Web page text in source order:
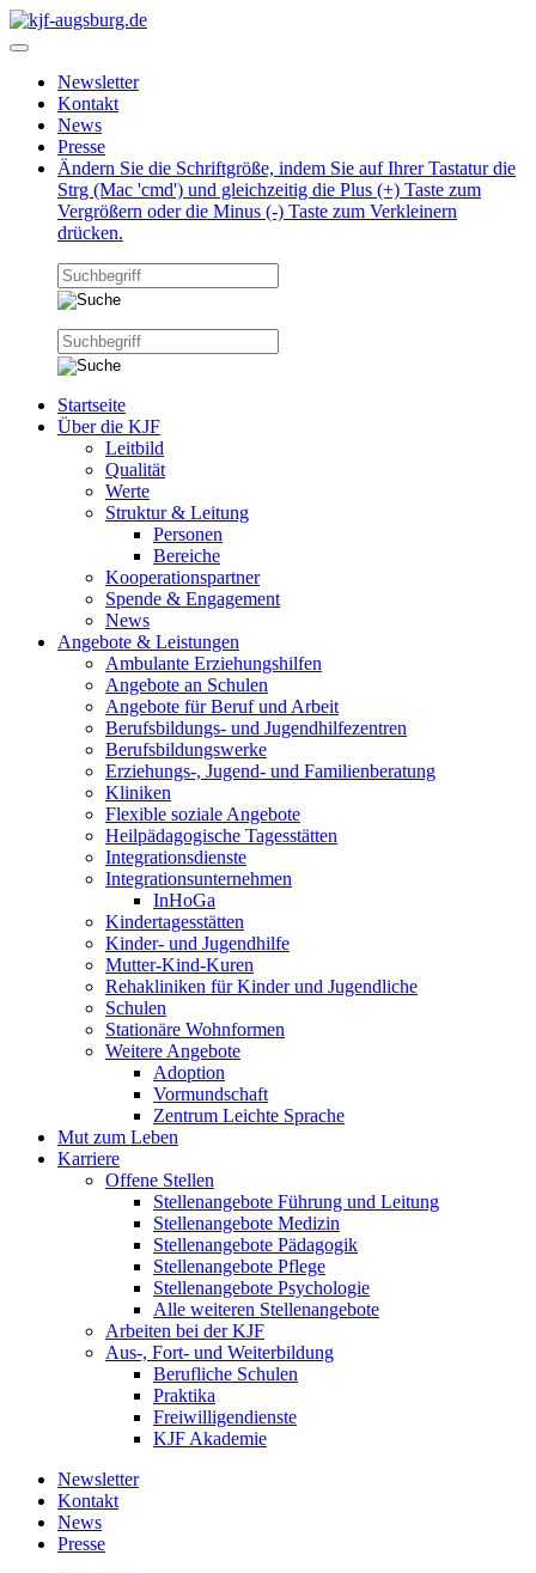
Newsletter
Kontakt
News
Presse
Ändern Sie die Schriftgröße, indem Sie auf Ihrer Tastatur die
Strg (Mac 'cmd') und gleichzeitig die Plus (+) Taste zum
Vergrößern oder die Minus (-) Taste zum Verkleinern
drücken.
Startseite
Über die KJF
Leitbild
Qualität
Werte
Struktur & Leitung
Personen
Bereiche
Kooperationspartner
Spende & Engagement
News
Angebote & Leistungen
Ambulante Erziehungshilfen
Angebote an Schulen
Angebote für Beruf und Arbeit
Berufsbildungs- und Jugendhilfezentren
Berufsbildungswerke
Erziehungs-, Jugend- und Familienberatung
Kliniken
Flexible soziale Angebote
Heilpädagogische Tagesstätten
Integrationsdienste
Integrationsunternehmen
InHoGa
Kindertagesstätten
Kinder- und Jugendhilfe
Mutter-Kind-Kuren
Rehakliniken für Kinder und Jugendliche
Schulen
Stationäre Wohnformen
Weitere Angebote
Adoption
Vormundschaft
Zentrum Leichte Sprache
Mut zum Leben
Karriere
Offene Stellen
Stellenangebote Führung und Leitung
Stellenangebote Medizin
Stellenangebote Pädagogik
Stellenangebote Pflege
Stellenangebote Psychologie
Alle weiteren Stellenangebote
Arbeiten bei der KJF
Aus-, Fort- und Weiterbildung
Berufliche Schulen
Praktika
Freiwilligendienste
KJF Akademie
Newsletter
Kontakt
News
Presse